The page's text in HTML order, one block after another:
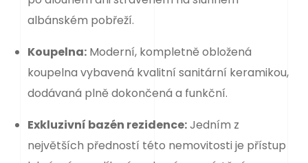
albánském pobřeží.
Koupelna: Moderní, kompletně obložená
koupelna vybavená kvalitní sanitární keramikou,
dodávaná plně dokončená a funkční.
Exkluzivní bazén rezidence:Jedním z
největších předností této nemovitosti je přístup